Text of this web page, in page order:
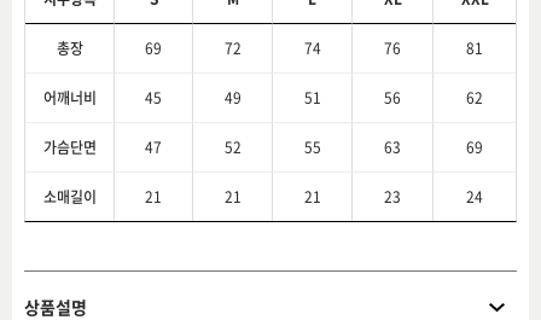
총장 69 72 74 76 81
어깨너비 45 49 51 56 62
가슴단면 47 52 55 63 69
소매길이 21 21 21 23 24
상품설명